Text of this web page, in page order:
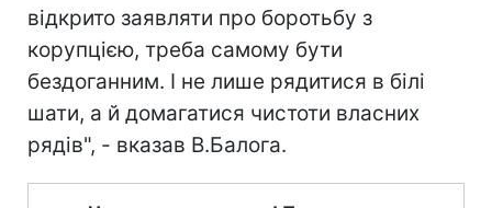
відкрито заявляти про боротьбу з
корупцією, треба самому бути
бездоганним. І не лише рядитися в білі
шати, а й домагатися чистоти власних
рядів", - вказав В.Балога.